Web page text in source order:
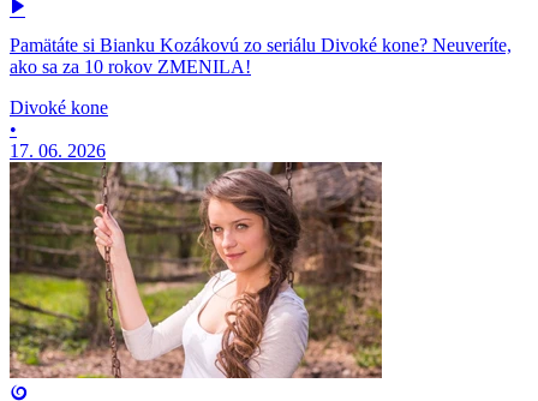
Pamätáte si Bianku Kozákovú zo seriálu Divoké kone? Neuveríte,
ako sa za 10 rokov ZMENILA!
Divoké kone
•
17. 06. 2026